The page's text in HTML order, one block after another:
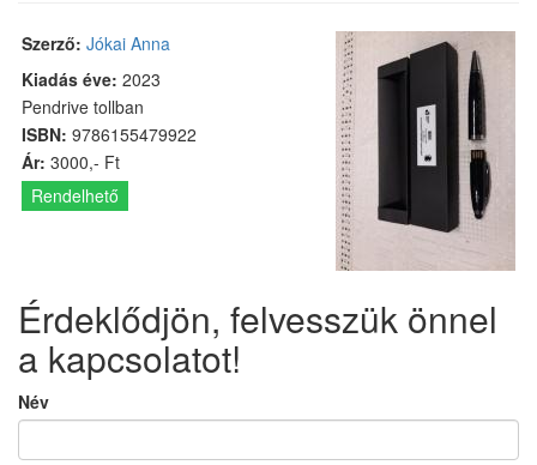
Szerző: Jókai Anna
Kiadás éve: 2023
Pendrive tollban
ISBN: 9786155479922
Ár: 3000,- Ft
Rendelhető
Érdeklődjön, felvesszük önnel
a kapcsolatot!
Név